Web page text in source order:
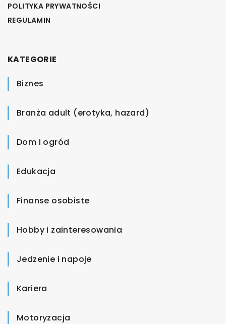
POLITYKA PRYWATNOŚCI
REGULAMIN
KATEGORIE
Biznes
Branża adult (erotyka, hazard)
Dom i ogród
Edukacja
Finanse osobiste
Hobby i zainteresowania
Jedzenie i napoje
Kariera
Motoryzacja